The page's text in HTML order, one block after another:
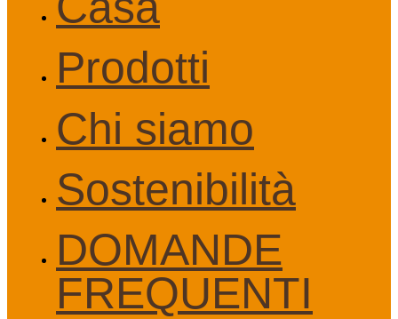
Prodotti
Chi siamo
Sostenibilità
DOMANDE
FREQUENTI